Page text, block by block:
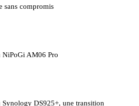
sans compromis
NiPoGi AM06 Pro
Synology DS925+, une transition